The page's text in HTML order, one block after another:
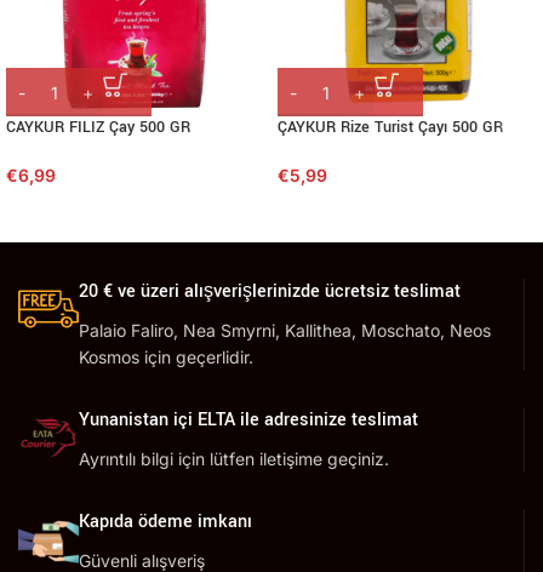
CAYKUR FILIZ Çay 500 GR
€6,99
ÇAYKUR Rize Turist Çayı 500 GR
€5,99
20 € ve üzeri alışverişlerinizde ücretsiz teslimat
Palaio Faliro, Nea Smyrni, Kallithea, Moschato, Neos
Kosmos için geçerlidir.
Yunanistan içi ELTA ile adresinize teslimat
Ayrıntılı bilgi için lütfen iletişime geçiniz.
Kapıda ödeme imkanı
Güvenli alışveriş